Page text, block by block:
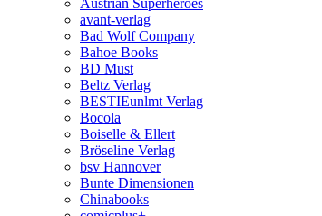
Austrian Superheroes
avant-verlag
Bad Wolf Company
Bahoe Books
BD Must
Beltz Verlag
BESTIEunlmt Verlag
Bocola
Boiselle & Ellert
Bröseline Verlag
bsv Hannover
Bunte Dimensionen
Chinabooks